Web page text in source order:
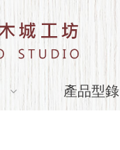
產品型錄